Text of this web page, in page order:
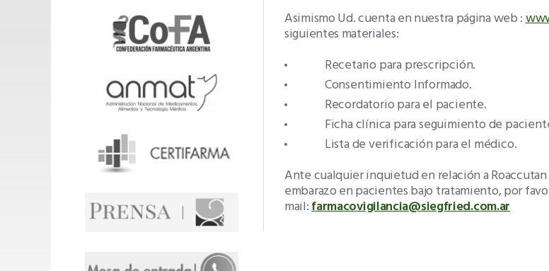
Asimismo Ud. cuenta en nuestra página web :
siguientes materiales:
Recetario para prescripción.
Consentimiento Informado.
Recordatorio para el paciente.
Ficha clínica para seguimiento de
Lista de verificación para el médico.
Ante cualquier inquietud en relación a
embarazo en pacientes bajo tratamiento, por
mail:farmacovigilancia@siegfried.com.ar